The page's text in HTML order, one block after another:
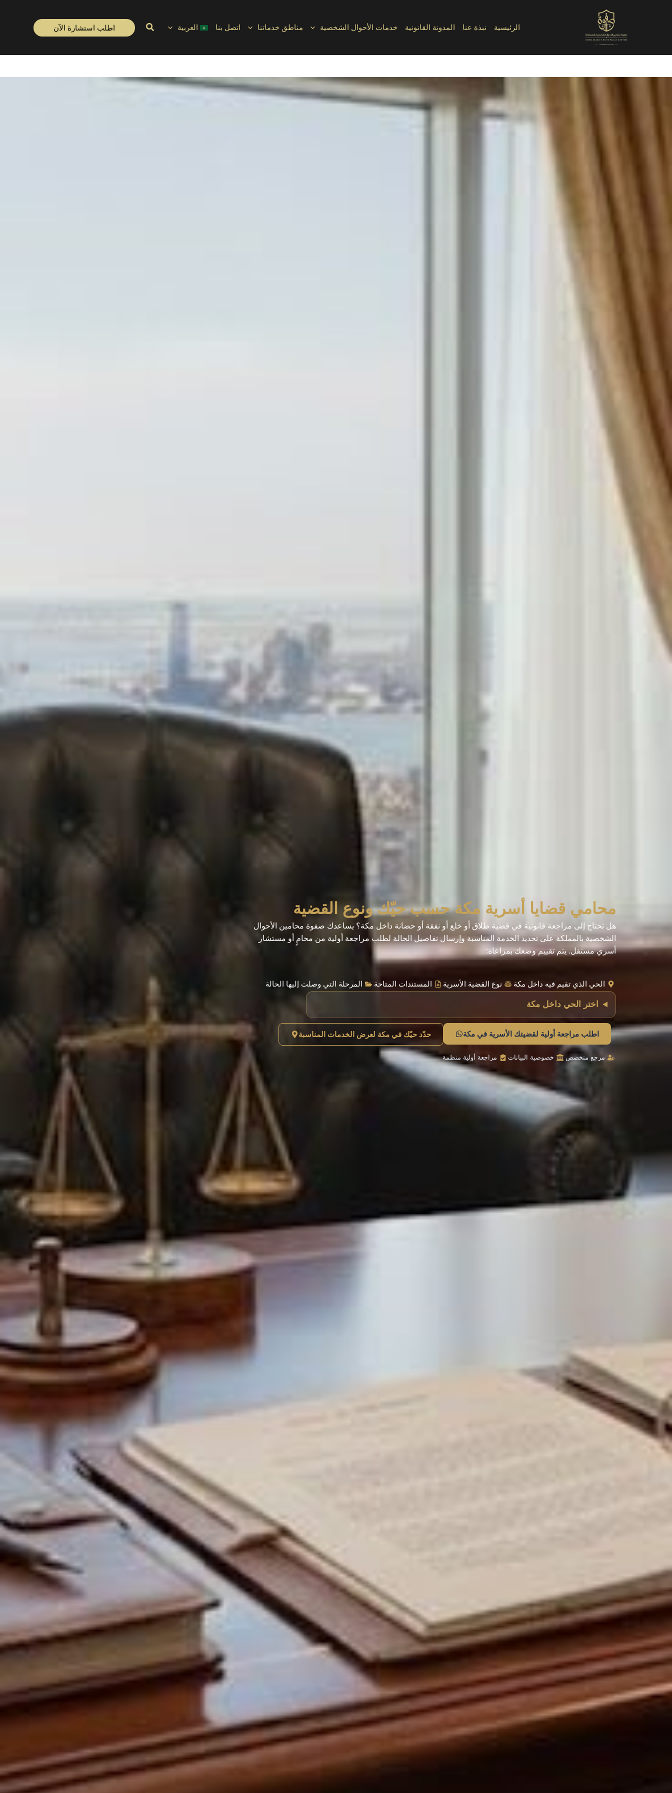
الرئيسية نبذة عنا المدونة القانونية خدمات الأحوال الشخصية مناطق خدماتنا اتصل بنا العربية اطلب استشارة الآن
الرئيسية»مناطق خدماتنا
محامي قضايا أسرية مكة حسب حيّك ونوع القضية
هل تحتاج إلى مراجعة قانونية في قضية طلاق أو خلع أو نفقة أو حضانة داخل مكة؟ يساعدك صفوة محامين الأحوال
الشخصية بالمملكة على تحديد الخدمة المناسبة وإرسال تفاصيل الحالة لطلب مراجعة أولية من محامٍ أو مستشار
أسري مستقل. يتم تقييم وضعك بمراعاة:
الحي الذي تقيم فيه داخل مكة نوع القضية الأسرية المستندات المتاحة المرحلة التي وصلت إليها الحالة
اختر الحي داخل مكة
اطلب مراجعة أولية لقضيتك الأسرية في مكة حدّد حيّك في مكة لعرض الخدمات المناسبة
مرجع متخصص خصوصية البيانات مراجعة أولية منظمة